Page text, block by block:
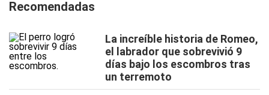
Recomendadas
La increíble historia de Romeo,
el labrador que sobrevivió 9
días bajo los escombros tras
un terremoto